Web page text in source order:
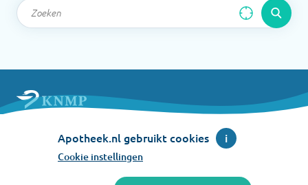
Nederlandse Maatschappij ter bevordering der
Pharmacie
Apotheek.nl gebruikt cookies i
Cookie instellingen